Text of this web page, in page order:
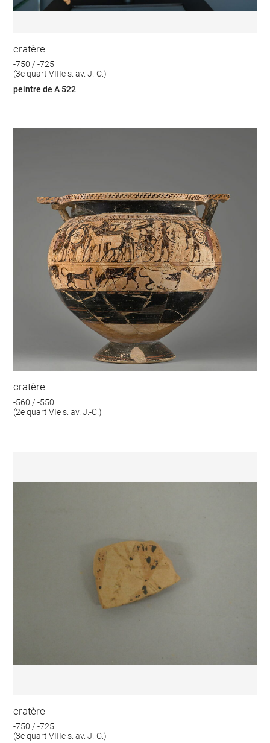
cratère
-750 / -725
(3e quart VIIIe s. av. J.-C.)
peintre de A 522
cratère
-560 / -550
(2e quart VIe s. av. J.-C.)
cratère
-750 / -725
(3e quart VIIIe s. av. J.-C.)